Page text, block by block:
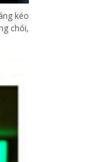
kéo
chói,